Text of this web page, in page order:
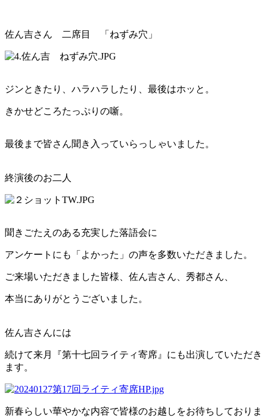
佐ん吉さん 二席目 「ねずみ穴」
ジンときたり、ハラハラしたり、最後はホッと。
きかせどころたっぷりの噺。
最後まで皆さん聞き入っていらっしゃいました。
終演後のお二人
聞きごたえのある充実した落語会に
アンケートにも「よかった」の声を多数いただきました。
ご来場いただきました皆様、佐ん吉さん、秀都さん、
本当にありがとうございました。
佐ん吉さんには
続けて来月『第十七回ライティ寄席』にも出演していただき
ます。
新春らしい華やかな内容で皆様のお越しをお待ちしておりま